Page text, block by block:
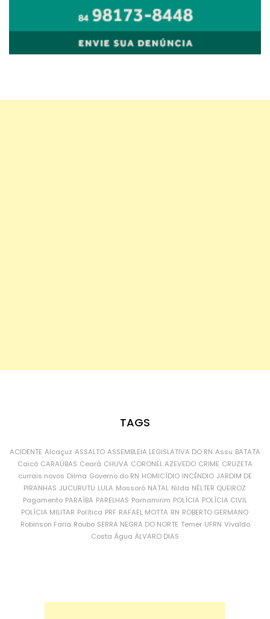
TAGS
ACIDENTE Alcaçuz ASSALTO ASSEMBLEIA LEGISLATIVA DO RN Assu BATATA
Caicó CARAÚBAS Ceará CHUVA CORONEL AZEVEDO CRIME CRUZETA
currais novos Dilma Governo do RN HOMICÍDIO INCÊNDIO JARDIM DE
PIRANHAS JUCURUTU LULA Mossoró NATAL Nilda NÉLTER QUEIROZ
Pagamento PARAÍBA PARELHAS Parnamirim POLÍCIA POLÍCIA CIVIL
POLÍCIA MILITAR Política PRF RAFAEL MOTTA RN ROBERTO GERMANO
Robinson Faria Roubo SERRA NEGRA DO NORTE Temer UFRN Vivaldo
Costa Água ÁLVARO DIAS